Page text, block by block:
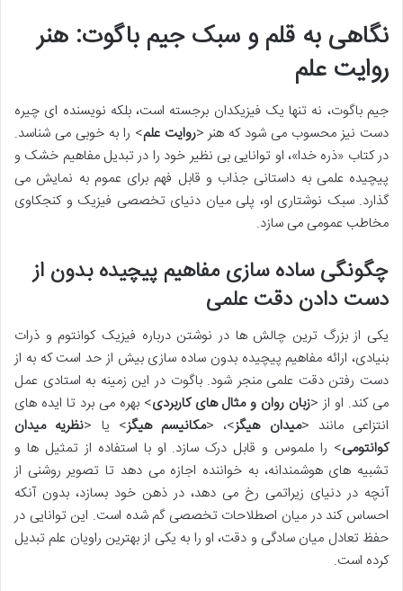
نگاهی به قلم و سبک جیم باگوت: هنر
روایت علم
جیم باگوت، نه تنها یک فیزیکدان برجسته است، بلکه نویسنده ای چیره
دست نیز محسوب می شود که هنر <روایت علم> را به خوبی می شناسد.
در کتاب «ذره خدا»، او توانایی بی نظیر خود را در تبدیل مفاهیم خشک و
پیچیده علمی به داستانی جذاب و قابل فهم برای عموم به نمایش می
گذارد. سبک نوشتاری او، پلی میان دنیای تخصصی فیزیک و کنجکاوی
مخاطب عمومی می سازد.
چگونگی ساده سازی مفاهیم پیچیده بدون از
دست دادن دقت علمی
یکی از بزرگ ترین چالش ها در نوشتن درباره فیزیک کوانتوم و ذرات
بنیادی، ارائه مفاهیم پیچیده بدون ساده سازی بیش از حد است که به از
دست رفتن دقت علمی منجر شود. باگوت در این زمینه به استادی عمل
می کند. او از <زبان روان و مثال های کاربردی> بهره می برد تا ایده های
انتزاعی مانند <میدان هیگز>، <مکانیسم هیگز> یا <نظریه میدان
کوانتومی> را ملموس و قابل درک سازد. او با استفاده از تمثیل ها و
تشبیه های هوشمندانه، به خواننده اجازه می دهد تا تصویر روشنی از
آنچه در دنیای زیراتمی رخ می دهد، در ذهن خود بسازد، بدون آنکه
احساس کند در میان اصطلاحات تخصصی گم شده است. این توانایی در
حفظ تعادل میان سادگی و دقت، او را به یکی از بهترین راویان علم تبدیل
کرده است.